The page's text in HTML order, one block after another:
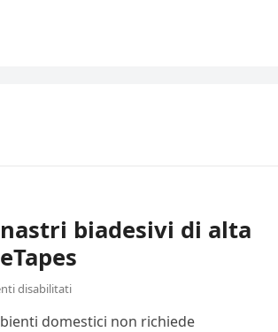
biadesivi di alta
disabilitati
domestici non richiede